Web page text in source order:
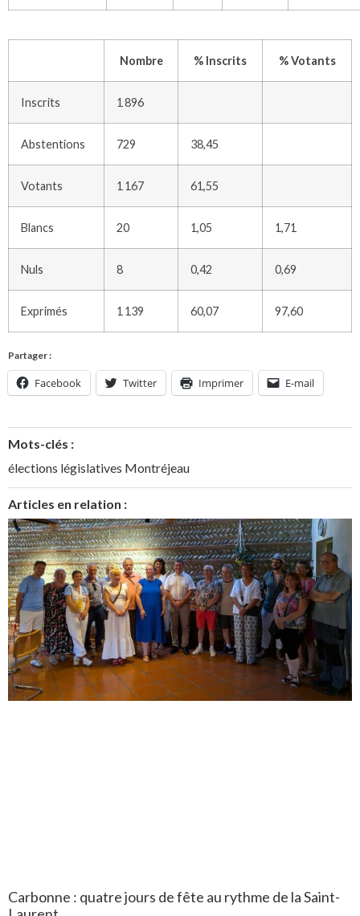
Nombre % Inscrits % Votants
Inscrits 1 896
Abstentions 729 38,45
Votants 1 167 61,55
Blancs 20 1,05 1,71
Nuls 8 0,42 0,69
Exprimés 1 139 60,07 97,60
Partager :
Facebook Twitter Imprimer E-mail
Mots-clés :
élections législatives Montréjeau
Articles en relation :
Carbonne : quatre jours de fête au rythme de la Saint-